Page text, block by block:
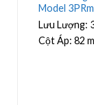
Model
Lưu Lượng:
Cột Áp: 82 m